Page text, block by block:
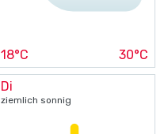
18°C 30°C
Di
ziemlich sonnig